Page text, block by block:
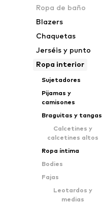
Ropa de baño
Blazers
Chaquetas
Jerséis y punto
Ropa interior
Sujetadores
Pijamas y
camisones
Braguitas y tangas
Calcetines y
calcetines altos
Ropa íntima
Bodies
Fajas
Leotardos y
medias